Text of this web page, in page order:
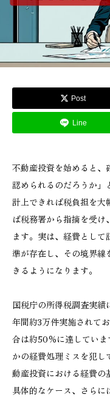
Post
Line
不動産投資を始めると、
認められるのだろうか」
計上できれば税負担を大
ば税務署から指摘を受け
ます。実は、経費とし
準が存在し、その境界線
きるようになります。
国税庁の所得税調査実
年間約3万件実施されて
合は約50％に達してい
かの経費処理ミスを犯
動産投資における経費の
具体的なケース、さらに